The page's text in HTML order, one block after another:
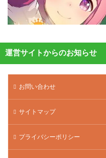
運営サイトからのお知らせ
お問い合わせ
サイトマップ
プライバシーポリシー